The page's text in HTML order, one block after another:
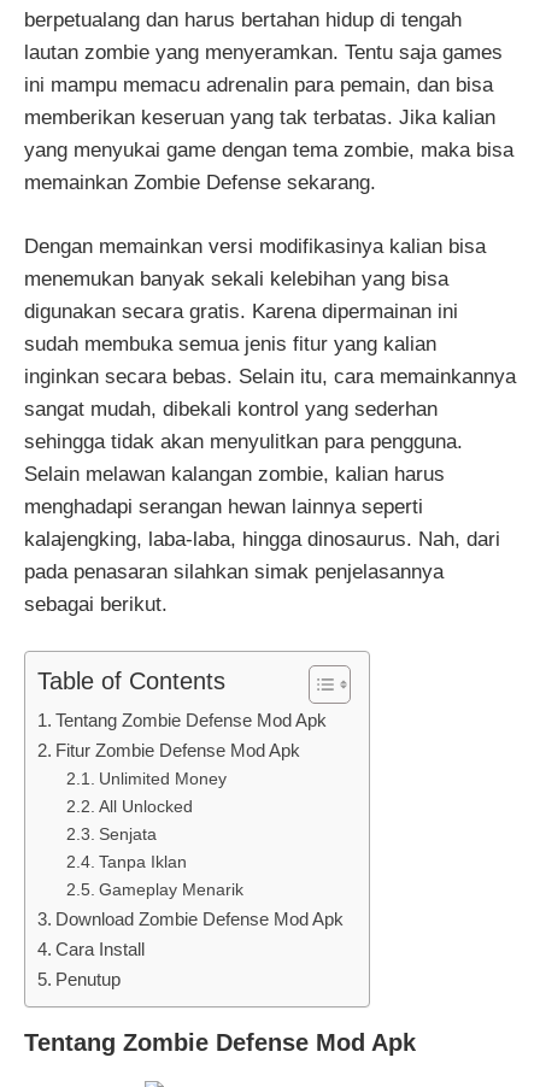
berpetualang dan harus bertahan hidup di tengah
lautan zombie yang menyeramkan. Tentu saja games
ini mampu memacu adrenalin para pemain, dan bisa
memberikan keseruan yang tak terbatas. Jika kalian
yang menyukai game dengan tema zombie, maka bisa
memainkan Zombie Defense sekarang.
Dengan memainkan versi modifikasinya kalian bisa
menemukan banyak sekali kelebihan yang bisa
digunakan secara gratis. Karena dipermainan ini
sudah membuka semua jenis fitur yang kalian
inginkan secara bebas. Selain itu, cara memainkannya
sangat mudah, dibekali kontrol yang sederhan
sehingga tidak akan menyulitkan para pengguna.
Selain melawan kalangan zombie, kalian harus
menghadapi serangan hewan lainnya seperti
kalajengking, laba-laba, hingga dinosaurus. Nah, dari
pada penasaran silahkan simak penjelasannya
sebagai berikut.
Table of Contents
Tentang Zombie Defense Mod Apk
Fitur Zombie Defense Mod Apk
Unlimited Money
All Unlocked
Senjata
Tanpa Iklan
Gameplay Menarik
Download Zombie Defense Mod Apk
Cara Install
Penutup
Tentang Zombie Defense Mod Apk